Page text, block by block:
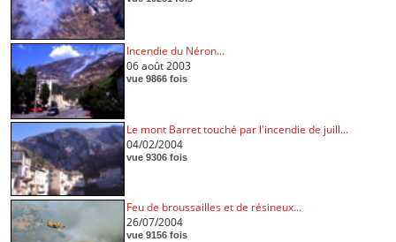
Incendie du Néron...
06 août 2003
vue 9866 fois
Le mont Barret touché par l'incendie de juill...
04/02/2004
vue 9306 fois
Feu de broussailles et de résineux...
26/07/2004
vue 9156 fois